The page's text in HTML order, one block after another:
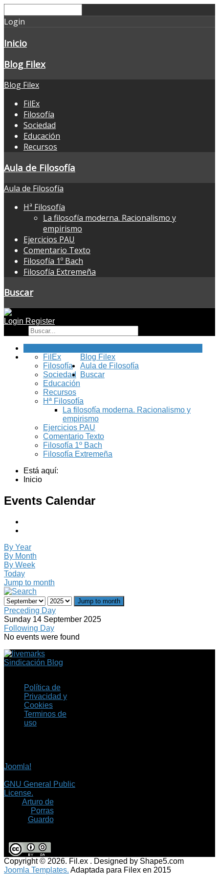
Login
Inicio
Blog Filex
Blog Filex
FilEx
Filosofía
Sociedad
Educación
Recursos
Aula de Filosofía
Aula de Filosofía
Hª Filosofía
La filosofía moderna. Racionalismo y
empirismo
Ejercicios PAU
Comentario Texto
Filosofía 1º Bach
Filosofía Extremeña
Buscar
Login Register
Blog Filex
FilEx
Filosofía
Sociedad
Educación
Recursos
Aula de Filosofía
Hª Filosofía
La filosofía moderna. Racionalismo y
empirismo
Ejercicios PAU
Comentario Texto
Filosofía 1º Bach
Filosofía Extremeña
Buscar
Está aquí:
Inicio
Events Calendar
By Year
By Month
By Week
Today
Jump to month
Jump to month
Preceding Day
Sunday 14 September 2025
Following Day
No events were found
Sindicación Blog
Política de
Privacidad y
Cookies
Terminos de
uso
Joomla!
GNU General Public
License.
Arturo de
Porras
Guardo
Copyright © 2026. Fil.ex . Designed by Shape5.com
Joomla Templates. Adaptada para Filex en 2015